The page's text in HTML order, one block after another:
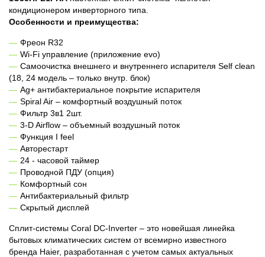
кондиционером инверторного типа.
Особенности и преимущества:
Фреон R32
Wi-Fi управление (приложение evo)
Самоочистка внешнего и внутреннего испарителя Self clean
(18, 24 модель – только внутр. блок)
Ag+ антибактериальное покрытие испарителя
Spiral Air – комфортный воздушный поток
Фильтр 3в1 2шт.
3-D Airflow – объемный воздушный поток
Функция I feel
Авторестарт
24 - часовой таймер
Проводной ПДУ (опция)
Комфортный сон
Антибактериальный фильтр
Скрытый дисплей
Сплит-системы Coral DC-Inverter – это новейшая линейка
бытовых климатических систем от всемирно известного
бренда Haier, разработанная с учетом самых актуальных